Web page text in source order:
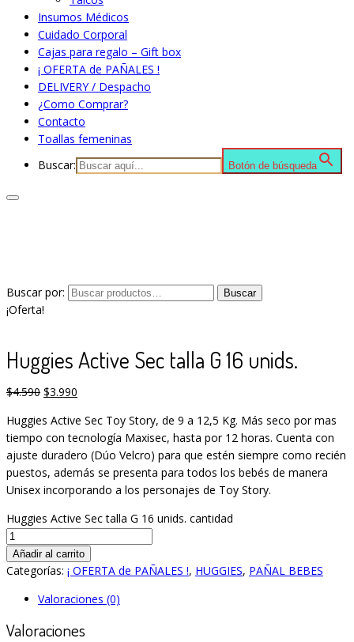
Insumos Médicos
Cuidado Corporal
Cajas para regalo – Gift box
¡ OFERTA de PAÑALES !
DELIVERY / Despacho
¿Como Comprar?
Contacto
Toallas femeninas
Buscar:
Botón de búsqueda
Buscar por: Buscar
¡Oferta!
Huggies Active Sec talla G 16 unids.
$4.590 $3.990
Huggies Active Sec Toy Story, de 9 a 12,5 Kg. Más seco por mas
tiempo con tecnología Maxisec, hasta por 12 horas. Cuenta con
ajuste duradero (Dúo Velcro) para que estén siempre como recién
puestos, además se presenta para todos los bebés de manera
Unisex incorporando a los personajes de Toy Story.
Huggies Active Sec talla G 16 unids. cantidad
Añadir al carrito
Categorías: ¡ OFERTA de PAÑALES !, HUGGIES, PAÑAL BEBES
Valoraciones (0)
Valoraciones